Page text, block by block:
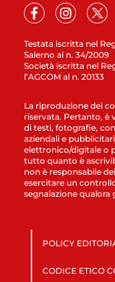
Testata iscritta nel
Salerno al n. 34/2009
Società iscritta nel
l’AGCOM al n. 20133
La riproduzione dei
riservata. Pertanto, è
di testi, fotografie,
aziendali e
elettronico/digitale o
tutto quanto è
non è responsabile
esercitare un
segnalazione qualora
POLICY
CODICE ETICO